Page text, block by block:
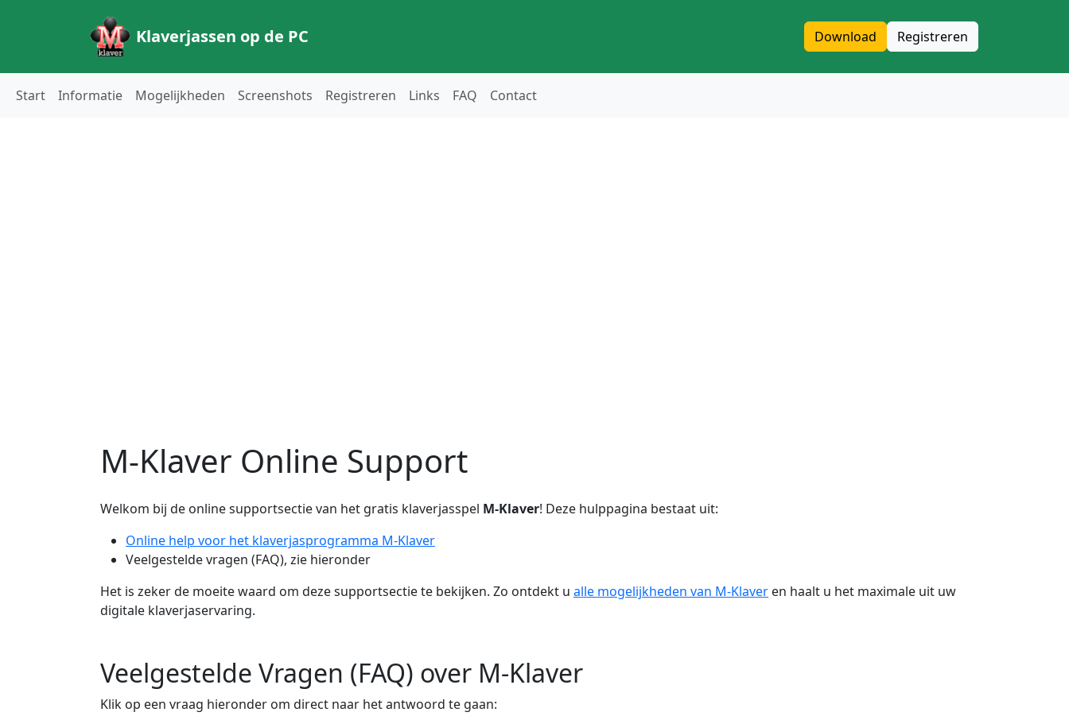
Klaverjassen op de PC Download Registreren
Start Informatie Mogelijkheden Screenshots Registreren Links FAQ Contact
M-Klaver Online Support
Welkom bij de online supportsectie van het gratis klaverjasspel M-Klaver! Deze hulppagina bestaat uit:
Online help voor het klaverjasprogramma M-Klaver
Veelgestelde vragen (FAQ), zie hieronder
Het is zeker de moeite waard om deze supportsectie te bekijken. Zo ontdekt u alle mogelijkheden van M-Klaver en haalt u het maximale uit uw
digitale klaverjaservaring.
Veelgestelde Vragen (FAQ) over M-Klaver
Klik op een vraag hieronder om direct naar het antwoord te gaan: